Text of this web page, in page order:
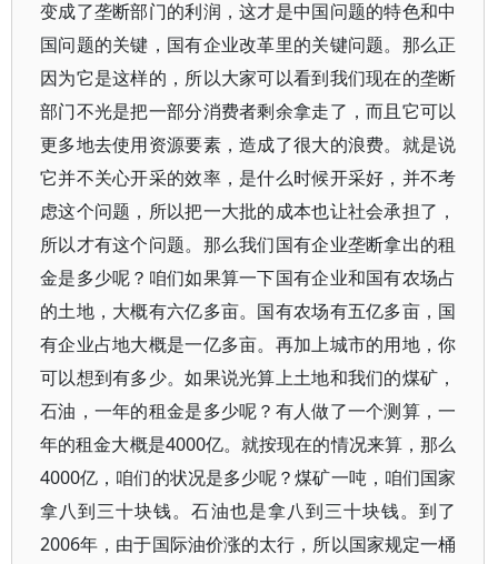
变成了垄断部门的利润，这才是中国问题的特色和中
国问题的关键，国有企业改革里的关键问题。那么正
因为它是这样的，所以大家可以看到我们现在的垄断
部门不光是把一部分消费者剩余拿走了，而且它可以
更多地去使用资源要素，造成了很大的浪费。就是说
它并不关心开采的效率，是什么时候开采好，并不考
虑这个问题，所以把一大批的成本也让社会承担了，
所以才有这个问题。那么我们国有企业垄断拿出的租
金是多少呢？咱们如果算一下国有企业和国有农场占
的土地，大概有六亿多亩。国有农场有五亿多亩，国
有企业占地大概是一亿多亩。再加上城市的用地，你
可以想到有多少。如果说光算上土地和我们的煤矿，
石油，一年的租金是多少呢？有人做了一个测算，一
年的租金大概是4000亿。就按现在的情况来算，那么
4000亿，咱们的状况是多少呢？煤矿一吨，咱们国家
拿八到三十块钱。石油也是拿八到三十块钱。到了
2006年，由于国际油价涨的太行，所以国家规定一桶